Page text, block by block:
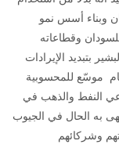
وبناء أسس نمو
وقطاعاته
بتبديد الإيرادات
موسّع للمحسوبية
النفط والذهب في
به الحال في الجيوب
وشركائهم